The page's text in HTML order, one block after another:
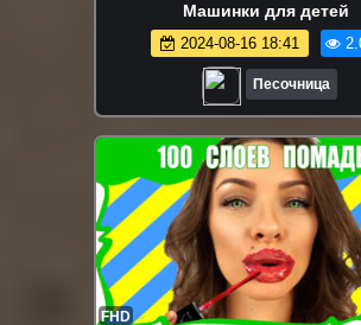
Машинки для детей
2024-08-16 18:41
Песочница
FHD